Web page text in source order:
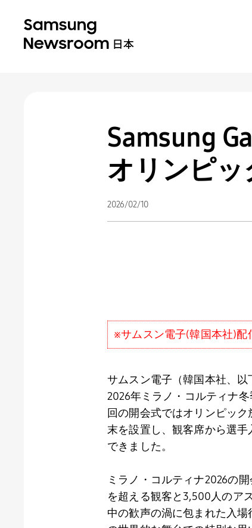
Samsung
オリンピッ
2026/02/10
※サムスン電子(韓国本社)配
サムスン電子（韓国本社、以
2026年ミラノ・コルティナ
回の開会式ではオリンピック
末を設置し、観客席から選
できました。
ミラノ・コルティナ2026の
を超える観客と 3,500人のア
中の歓声の渦に包まれた入